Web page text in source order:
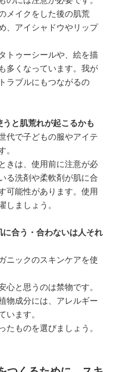
メイクをした後の肌荒
、アイシャドウやリップ
トゥーシールや、絵を描
多くなっています。我が
ラブルにもつながるの
と肌荒れが起こるかも
代で子どもの服やアイテ
。
きは、使用前に注意が必
る洗剤や柔軟剤が肌に合
可能性があります。使用
しましょう。
合う・合わないは人それ
ニックのスキンケアを使
と思うのは禁物です。
物成分には、アレルギー
います。
ものを選びましょう。